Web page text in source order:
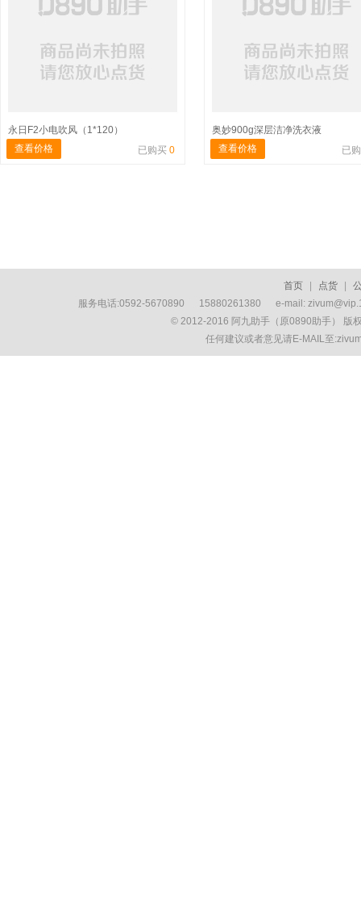
永日F2小电吹风（1*120）
查看价格
已购买 0
奥妙900g深层洁净洗衣液
查看价格
已
首页 点货
服务电话:0592-5670890 15880261380 e-mail:
© 2012-2016 阿九助手（原0890助手） 版
任何建议或者意见请E-MAIL至